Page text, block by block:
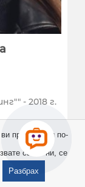
- 2018 г.
- предостави по-
сайта ни, се
Разбрах